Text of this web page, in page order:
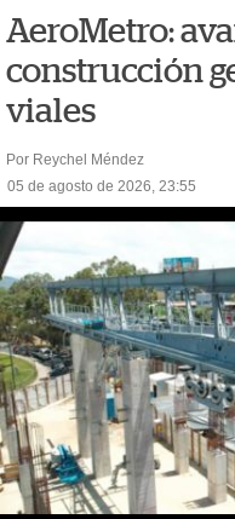
AeroMetro:
construcción
viales
Por Reychel Méndez
05 de agosto de 2026, 23:55